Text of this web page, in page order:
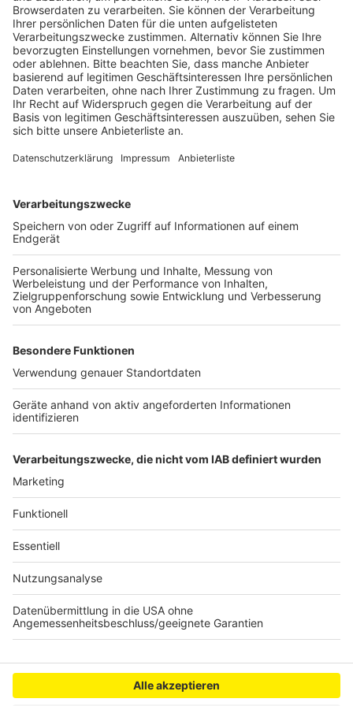
Energie, Wasser und CO2 spart und warum das für
unsere Umwelt wichtig ist.
Veröffentlicht:Donnerstag, 27.10.2022 08:35
Anzeige
schon einige Sparmaßnahmen in die Wege leiten, heißt
es von der Projektleiterin. So wurde unter anderem die
Steuerung der Heizung und der Toilettenspülungen
angepasst. Außerdem können die Kinder in einem
jährlichen Treffen mit dem Bürgermeister Vorschläge
zum Energie sparen einbringen. Zuletzt ging es
beispielsweise darum, den Schulweg
weniger Elterntaxis unterwegs sind.
Anzeige
Anzeige